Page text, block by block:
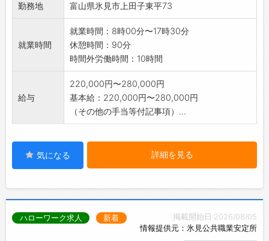
勤務地 富山県氷見市上田子東平73
就業時間
就業時間：8時00分〜17時30分
休憩時間：90分
時間外労働時間：10時間
給与
220,000円〜280,000円
基本給：220,000円〜280,000円
（その他の手当等付記事項）...
気になる 詳細を見る
掲載開始日:2026/08/05
情報提供元：氷見公共職業安定所
ハローワーク求人 新着